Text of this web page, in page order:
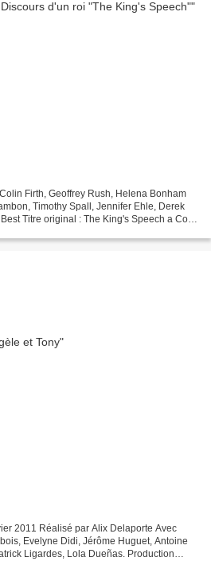
Firth, Geoffrey Rush, Helena Bonham
Timothy Spall, Jennifer Ehle, Derek
Titre original : The King's Speech a Co-
2011 Réalisé par Alix Delaporte Avec
Evelyne Didi, Jérôme Huguet, Antoine
Ligardes, Lola Dueñas. Production